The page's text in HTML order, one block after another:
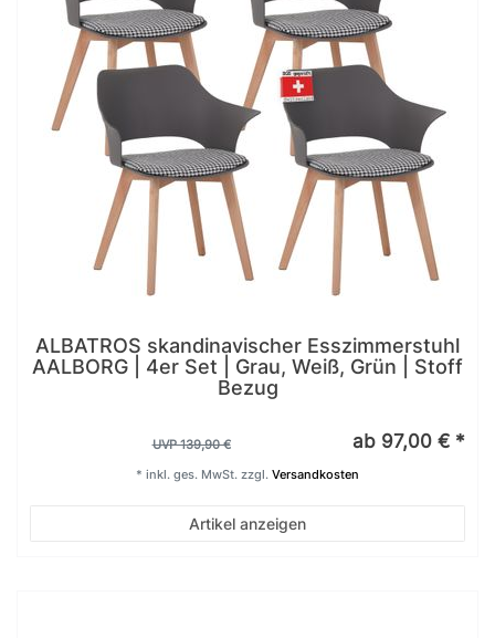
ALBATROS skandinavischer Esszimmerstuhl
AALBORG | 4er Set | Grau, Weiß, Grün | Stoff
Bezug
UVP 139,90 € ab 97,00 € *
Artikel anzeigen
* inkl. ges. MwSt. zzgl. Versandkosten